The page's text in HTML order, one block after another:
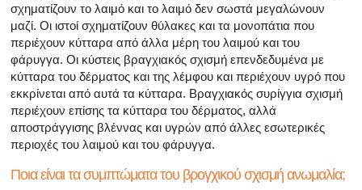
σχηματίζουν το λαιμό και το λαιμό δεν σωστά μεγαλώνουν
μαζί. Οι ιστοί σχηματίζουν θύλακες και τα μονοπάτια που
περιέχουν κύτταρα από άλλα μέρη του λαιμού και του
φάρυγγα. Οι κύστεις βραγχιακός σχισμή επενδεδυμένα με
κύτταρα του δέρματος και της λέμφου και περιέχουν υγρό που
εκκρίνεται από αυτά τα κύτταρα. Βραγχιακός συρίγγια σχισμή
περιέχουν επίσης τα κύτταρα του δέρματος, αλλά
αποστράγγισης βλέννας και υγρών από άλλες εσωτερικές
περιοχές του λαιμού και του φάρυγγα.
Ποια είναι τα συμπτώματα του βρογχικού σχισμή ανωμαλία;